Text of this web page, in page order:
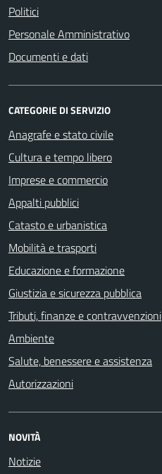
Politici
Personale Amministrativo
Documenti e dati
CATEGORIE DI SERVIZIO
Anagrafe e stato civile
Cultura e tempo libero
Imprese e commercio
Appalti pubblici
Catasto e urbanistica
Mobilità e trasporti
Educazione e formazione
Giustizia e sicurezza pubblica
Tributi, finanze e contravvenzioni
Ambiente
Salute, benessere e assistenza
Autorizzazioni
NOVITÀ
Notizie